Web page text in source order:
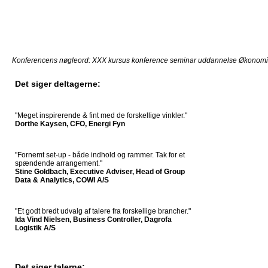
Konferencens nøgleord: XXX kursus konference seminar uddannelse
Det siger deltagerne:
"Meget inspirerende & fint med de forskellige vinkler."
Dorthe Kaysen, CFO, Energi Fyn
"Fornemt set-up - både indhold og rammer. Tak for et
spændende arrangement."
Stine Goldbach, Executive Adviser, Head of Group
Data & Analytics, COWI A/S
"Et godt bredt udvalg af talere fra forskellige brancher."
Ida Vind Nielsen, Business Controller, Dagrofa
Logistik A/S